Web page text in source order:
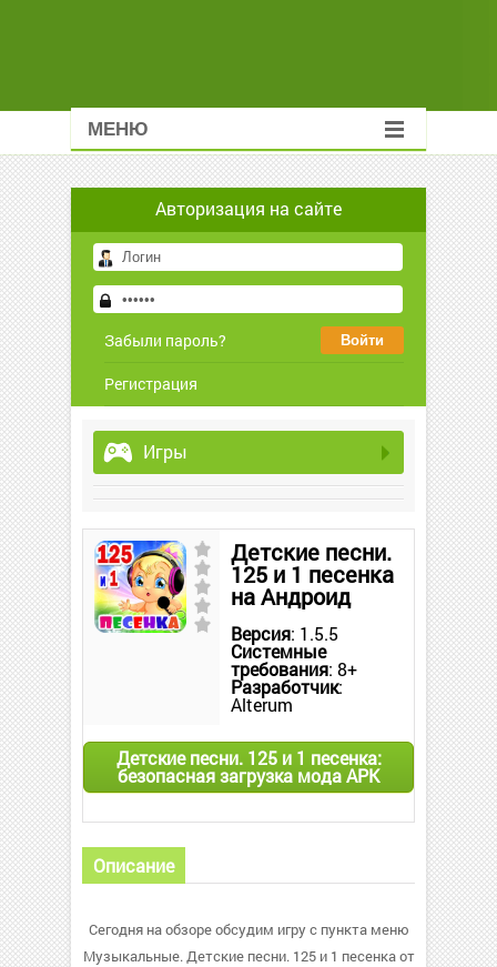
МЕНЮ
Авторизация на сайте
Забыли пароль?
Регистрация
Игры
Детские песни.
125 и 1 песенка
на Андроид
Версия: 1.5.5
Системные
требования: 8+
Разработчик:
Alterum
Детские песни. 125 и 1 песенка:
безопасная загрузка мода APK
Описание
Сегодня на обзоре обсудим игру с пункта меню
Музыкальные. Детские песни. 125 и 1 песенка от